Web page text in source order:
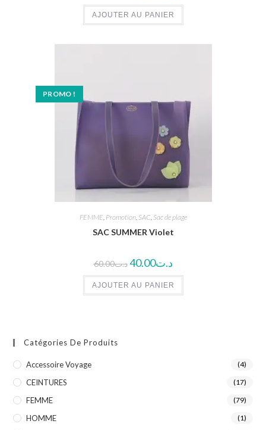
AJOUTER AU PANIER
PROMO !
FEMME, Promotion, SAC, Sac de plage
SAC SUMMER Violet
د.ت60.00 د.ت40.00
AJOUTER AU PANIER
Catégories De Produits
Accessoire Voyage (4)
CEINTURES (17)
FEMME (79)
HOMME (1)